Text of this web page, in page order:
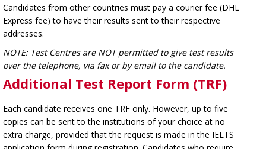
Candidates from other countries must pay a courier fee (DHL
Express fee) to have their results sent to their respective
addresses.
NOTE: Test Centres are NOT permitted to give test results
over the telephone, via fax or by email to the candidate.
Additional Test Report Form (TRF)
Each candidate receives one TRF only. However, up to five
copies can be sent to the institutions of your choice at no
extra charge, provided that the request is made in the IELTS